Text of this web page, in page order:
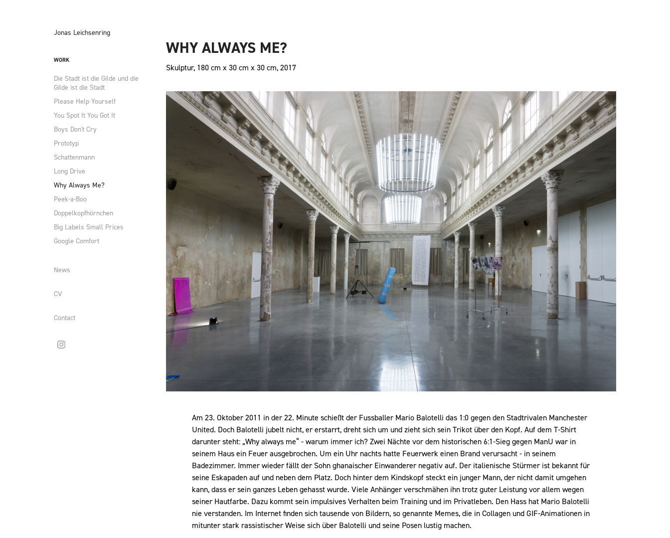
Jonas Leichsenring
WORK
Die Stadt ist die Gilde und die
Gilde ist die Stadt
Please Help Yourself
You Spot It You Got It
Boys Don't Cry
Prototyp
Schattenmann
Long Drive
Why Always Me?
Peek-a-Boo
Doppelkopfhörnchen
Big Labels Small Prices
Google Comfort
News
CV
Contact
WHY ALWAYS ME?
Am 23. Oktober 2011 in der 22. Minute schießt der Fussballer Mario Balotelli das 1:0 gegen den Stadtrivalen Manchester
United. Doch Balotelli jubelt nicht, er erstarrt, dreht sich um und zieht sich sein Trikot über den Kopf. Auf dem T-Shirt
darunter steht: „Why always me“ - warum immer ich? Zwei Nächte vor dem historischen 6:1-Sieg gegen ManU war in
seinem Haus ein Feuer ausgebrochen. Um ein Uhr nachts hatte Feuerwerk einen Brand verursacht - in seinem
Badezimmer. Immer wieder fällt der Sohn ghanaischer Einwanderer negativ auf. Der italienische Stürmer ist bekannt für
seine Eskapaden auf und neben dem Platz. Doch hinter dem Kindskopf steckt ein junger Mann, der nicht damit umgehen
kann, dass er sein ganzes Leben gehasst wurde. Viele Anhänger verschmähen ihn trotz guter Leistung vor allem wegen
seiner Hautfarbe. Dazu kommt sein impulsives Verhalten beim Training und im Privatleben. Den Hass hat Mario Balotelli
nie verstanden. Im Internet finden sich tausende von Bildern, so genannte Memes, die in Collagen und GIF-Animationen in
mitunter stark rassistischer Weise sich über Balotelli und seine Posen lustig machen.